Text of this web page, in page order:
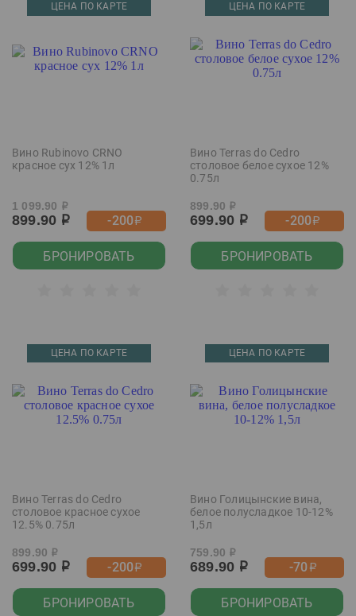
ЦЕНА ПО КАРТЕ
Вино Rubinovo CRNO
красное сух 12% 1л
1 099.90 р
899.90 р -200р
БРОНИРОВАТЬ
ЦЕНА ПО КАРТЕ
Вино Terras do Cedro
столовое белое сухое 12%
0.75л
899.90 р
699.90 р -200р
БРОНИРОВАТЬ
ЦЕНА ПО КАРТЕ
Вино Terras do Cedro
столовое красное сухое
12.5% 0.75л
899.90 р
699.90 р -200р
БРОНИРОВАТЬ
ЦЕНА ПО КАРТЕ
Вино Голицынские вина,
белое полусладкое 10-12%
1,5л
759.90 р
689.90 р -70р
БРОНИРОВАТЬ